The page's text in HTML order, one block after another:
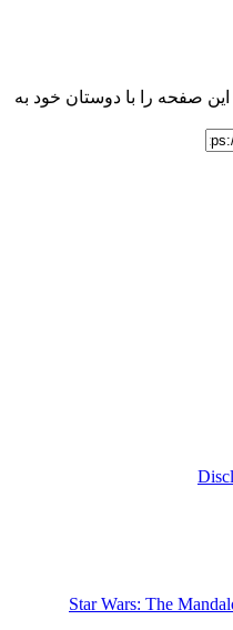
صفحه را با دوستان خود به